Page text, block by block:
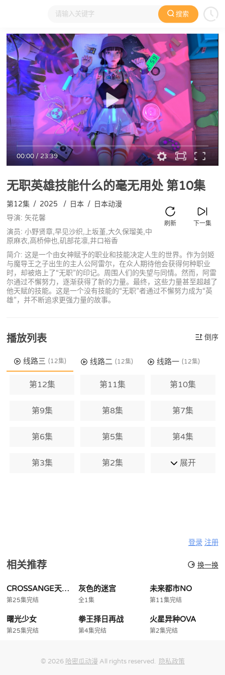
搜索
大家在看 日本动漫 国产动漫 欧美动漫 动漫电影
00:00/23:39
无职英雄技能什么的毫无用处第10集
下一集
刷新
第12集 / 2025 / 日本 / 日本动漫
导演: 矢花馨
演员: 小野贤章,早见沙织,上坂堇,大久保瑠美,中
原麻衣,高桥伸也,矶部花凛,井口裕香
简介: 这是一个由女神赋予的职业和技能决定人生的世界。作为剑姬
与魔导王之子出生的主人公阿雷尔，在众人期待他会获得何种职业
时，却被烙上了“无职”的印记。周围人们的失望与同情。然而，阿雷
尔通过不懈努力，逐渐获得了新的力量。最终，这些力量甚至超越了
他天赋的技能。这是一个没有技能的“无职”者通过不懈努力成为“英
雄”，并不断追求更强力量的故事。
播放列表 倒序
线路三 (12集) 线路二 (12集) 线路一 (12集)
第12集 第11集 第10集
第9集 第8集 第7集
第6集 第5集 第4集
第3集 第2集 展开
登录 注册
相关推荐 换一换
CROSSANGE天使与龙的轮舞
第25集完结
灰色的迷宫
全1集
未来都市NO
第11集完结
曙光少女
第25集完结
拳王择日再战
第4集完结
火星异种OVA
第2集完结
© 2026 哈密瓜动漫 All rights reserved. 隐私政策